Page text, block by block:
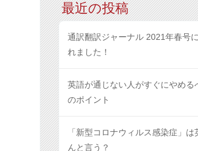
最近の投稿
通訳翻訳ジャーナル 2021年春号
れました！
英語が通じない人がすぐにやめる
のポイント
「新型コロナウィルス感染症」は
んと言う？